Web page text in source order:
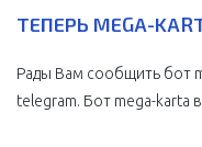
ТЕПЕРЬ MEGA-
Рады Вам сообщить бот
telegram. Бот mega-karta